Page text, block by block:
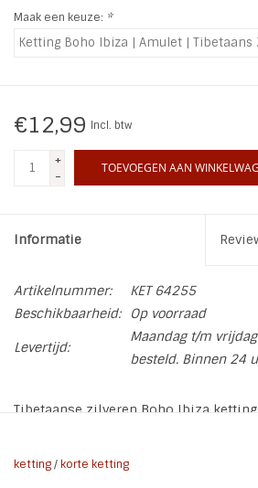
Maak een keuze: *
€12,99 Incl. btw
+
-
TOEVOEGEN AAN
Informatie
Artikelnummer:
KET 64255
Beschikbaarheid:
Op voorraad
Levertijd:
Maandag t/m
besteld. Binnen 24
Tibetaanse zilveren Boho Ibiza
ketting/korte ketting